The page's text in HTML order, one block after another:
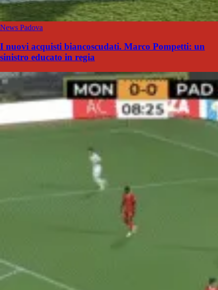
News Padova
I nuovi acquisti biancoscudati. Marco Pompetti: un
sinistro educato in regia